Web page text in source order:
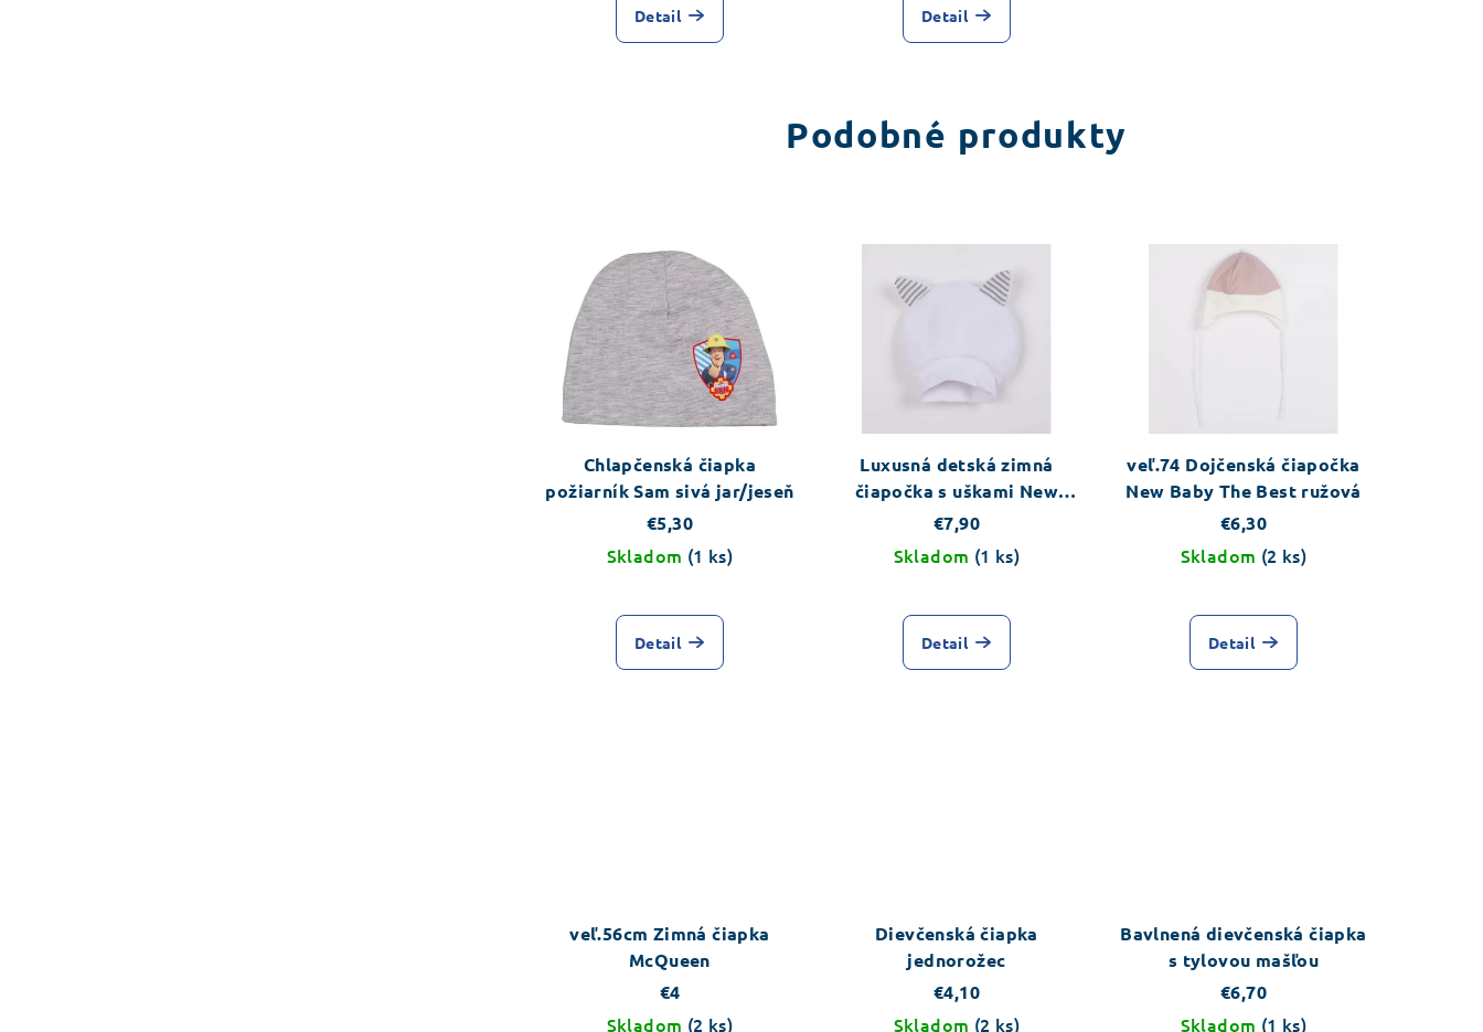
Detail Detail
Podobné produkty
Chlapčenská čiapka
požiarník Sam sivá jar/jeseň
€5,30
Skladom (1 ks)
Detail
Luxusná detská zimná
čiapočka s uškami New
Baby Snowy collection
€7,90
Skladom (1 ks)
Detail
veľ.74 Dojčenská čiapočka
New Baby The Best ružová
€6,30
Skladom (2 ks)
Detail
veľ.56cm Zimná čiapka
McQueen
€4
Skladom (2 ks)
Dievčenská čiapka
jednorožec
€4,10
Skladom (2 ks)
Bavlnená dievčenská čiapka
s tylovou mašľou
€6,70
Skladom (1 ks)